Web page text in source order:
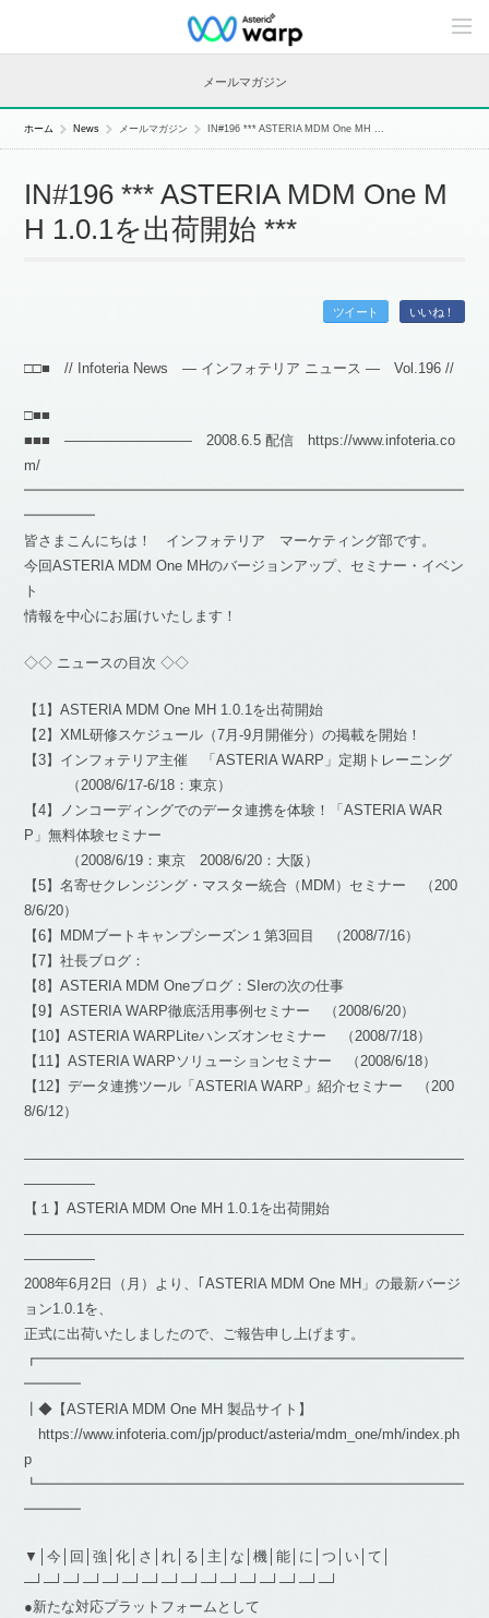
C
n
n
メールマガジン
ホーム News メールマガジン IN#196 *** ASTERIA MDM One MH ...
IN#196 *** ASTERIA MDM One M
H 1.0.1を出荷開始 ***
ツイート いいね！
□□■ // Infoteria News — インフォテリア ニュース — Vol.196 //
□■■
■■■ ――――――――― 2008.6.5 配信 https://www.infoteria.co
m/
━━━━━━━━━━━━━━━━━━━━━━━━━━━━━━━
━━━━━
皆さまこんにちは！ インフォテリア マーケティング部です。
今回ASTERIA MDM One MHのバージョンアップ、セミナー・イベン
ト
情報を中心にお届けいたします！
◇◇ ニュースの目次 ◇◇
【1】ASTERIA MDM One MH 1.0.1を出荷開始
【2】XML研修スケジュール（7月-9月開催分）の掲載を開始！
【3】インフォテリア主催 「ASTERIA WARP」定期トレーニング
（2008/6/17-6/18：東京）
【4】ノンコーディングでのデータ連携を体験！「ASTERIA WAR
P」無料体験セミナー
（2008/6/19：東京 2008/6/20：大阪）
【5】名寄せクレンジング・マスター統合（MDM）セミナー （200
8/6/20）
【6】MDMブートキャンプシーズン１第3回目 （2008/7/16）
【7】社長ブログ：
【8】ASTERIA MDM Oneブログ：SIerの次の仕事
【9】ASTERIA WARP徹底活用事例セミナー （2008/6/20）
【10】ASTERIA WARPLiteハンズオンセミナー （2008/7/18）
【11】ASTERIA WARPソリューションセミナー （2008/6/18）
【12】データ連携ツール「ASTERIA WARP」紹介セミナー （200
8/6/12）
―――――――――――――――――――――――――――――――
―――――
【１】ASTERIA MDM One MH 1.0.1を出荷開始
―――――――――――――――――――――――――――――――
―――――
2008年6月2日（月）より、｢ASTERIA MDM One MH」の最新バージ
ョン1.0.1を、
正式に出荷いたしましたので、ご報告申し上げます。
┏━━━━━━━━━━━━━━━━━━━━━━━━━━━━━━
━━━━
┃◆【ASTERIA MDM One MH 製品サイト】
https://www.infoteria.com/jp/product/asteria/mdm_one/mh/index.ph
p
┗━━━━━━━━━━━━━━━━━━━━━━━━━━━━━━
━━━━
▼│今│回│強│化│さ│れ│る│主│な│機│能│に│つ│い│て│
─┘─┘─┘─┘─┘─┘─┘─┘─┘─┘─┘─┘─┘─┘─┘─┘
●新たな対応プラットフォームとして